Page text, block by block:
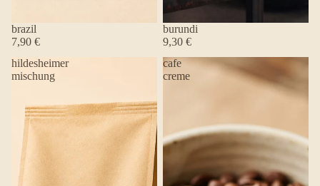
brazil
7,90 €
burundi
9,30 €
hildesheimer
mischung
cafe
creme